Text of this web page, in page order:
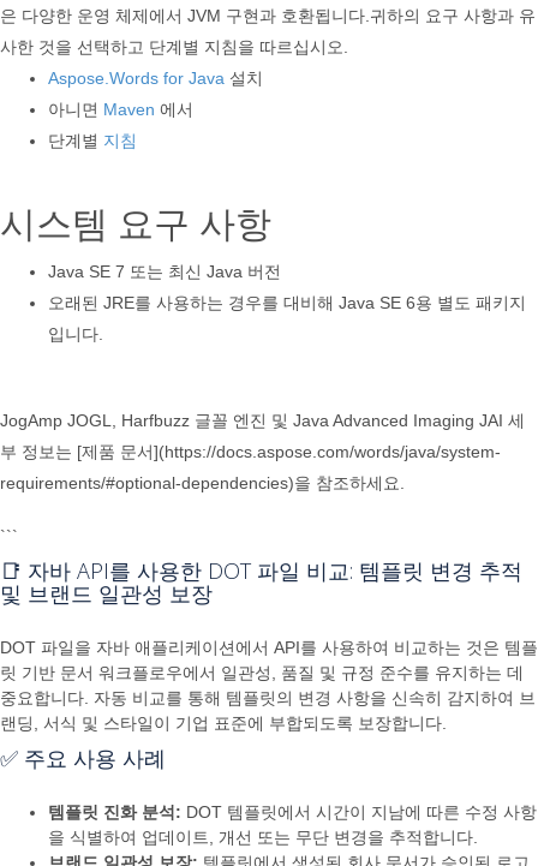
은 다양한 운영 체제에서 JVM 구현과 호환됩니다.귀하의 요구 사항과 유
사한 것을 선택하고 단계별 지침을 따르십시오.
Aspose.Words for Java 설치
아니면 Maven 에서
단계별 지침
시스템 요구 사항
Java SE 7 또는 최신 Java 버전
오래된 JRE를 사용하는 경우를 대비해 Java SE 6용 별도 패키지
입니다.
JogAmp JOGL, Harfbuzz 글꼴 엔진 및 Java Advanced Imaging JAI 세
부 정보는 [제품 문서](https://docs.aspose.com/words/java/system-
requirements/#optional-dependencies)을 참조하세요.
```
📑 자바 API를 사용한 DOT 파일 비교: 템플릿 변경 추적
및 브랜드 일관성 보장
DOT 파일을 자바 애플리케이션에서 API를 사용하여 비교하는 것은 템플
릿 기반 문서 워크플로우에서 일관성, 품질 및 규정 준수를 유지하는 데
중요합니다. 자동 비교를 통해 템플릿의 변경 사항을 신속히 감지하여 브
랜딩, 서식 및 스타일이 기업 표준에 부합되도록 보장합니다.
✅ 주요 사용 사례
템플릿 진화 분석: DOT 템플릿에서 시간이 지남에 따른 수정 사항
을 식별하여 업데이트, 개선 또는 무단 변경을 추적합니다.